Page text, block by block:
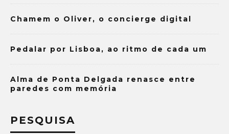
Chamem o Oliver, o concierge digital
Pedalar por Lisboa, ao ritmo de cada um
Alma de Ponta Delgada renasce entre
paredes com memória
PESQUISA